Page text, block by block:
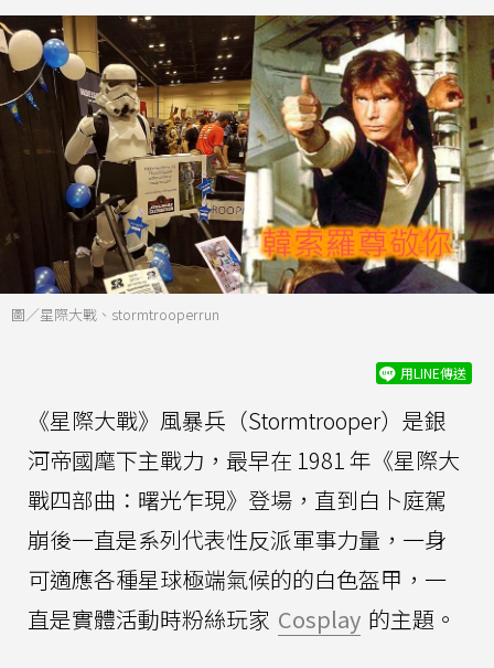
圖／星際大戰、stormtrooperrun
用LINE傳送
《星際大戰》風暴兵（Stormtrooper）是銀
河帝國麾下主戰力，最早在 1981 年《星際大
戰四部曲：曙光乍現》登場，直到白卜庭駕
崩後一直是系列代表性反派軍事力量，一身
可適應各種星球極端氣候的的白色盔甲，一
直是實體活動時粉絲玩家 Cosplay 的主題。